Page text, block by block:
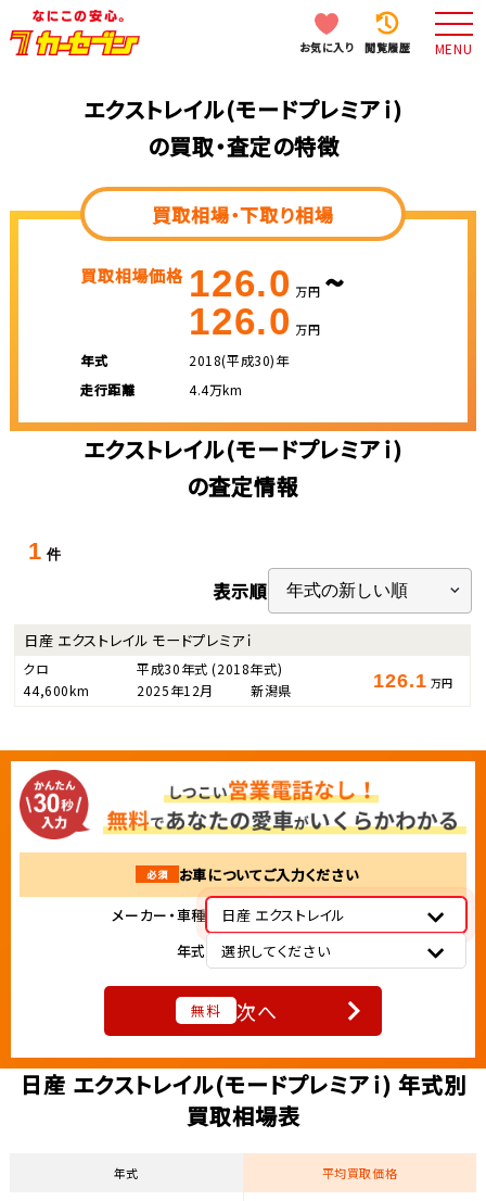
お気に入り 閲覧履歴 MENU
エクストレイル(モードプレミアｉ)
の買取・査定の特徴
買取相場・下取り相場
買取相場価格 126.0 万円 ~
126.0 万円
年式
2018(平成30)年
走行距離
4.4万km
エクストレイル(モードプレミアｉ)
の査定情報
1 件
表示順
日産 エクストレイル モードプレミアｉ
クロ 平成30年式(2018年式)
44,600km
2025年12月 新潟県 126.1 万円
必須
お車についてご入力ください
メーカー・車種
日産 エクストレイル
年式
選択してください
無料 次へ
日産 エクストレイル(モードプレミアｉ) 年式別
買取相場表
年式 平均買取価格